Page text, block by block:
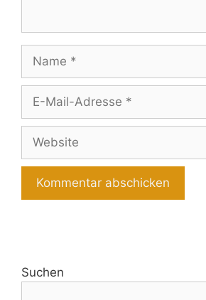
Mail-
Adresse
Suchen